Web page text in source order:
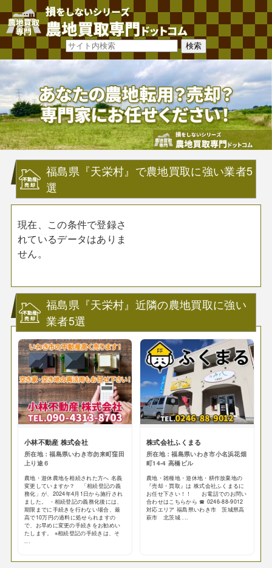
福島県『天栄村』で農地買取に強い業者5
選
現在、この条件で登録さ
れているデータはありま
せん。
福島県『天栄村』近隣の農地買取に強い
業者5選
小林不動産 株式会社
所在地：福島県いわき市勿来町窪田
上り途６
農地・遊休農地を相続された方へ 名義
変更していますか？ 「相続登記の義
務化」が、2024年4月1日から施行され
ました。 ・相続登記の義務化後には、
期限までに手続きを行わない場合、最
高で10万円の過料に処せられますの
で、お早めに変更の手続きをお勧めい
たします。 ※相続登記の手続きは、そ
...
株式会社ふくまる
所在地：福島県いわき市小名浜花畑
町14-4 高橋ビル
農地・雑種地・遊休地・耕作放棄地の
『売却・買取』は 株式会社ふくまるに
お任せ下さい！！ お電話でのお問い
合わせはこちらから ☎ 0246-88-9012
対応エリア 福島県いわき市 茨城県高
萩市 北茨城 ...